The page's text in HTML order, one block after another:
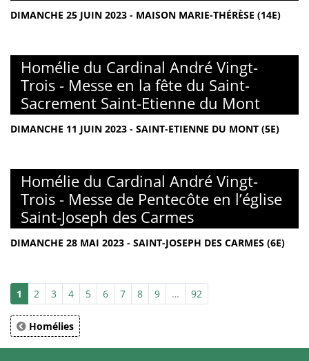
DIMANCHE 25 JUIN 2023 - MAISON MARIE-THÉRÈSE (14E)
Homélie du Cardinal André Vingt-
Trois - Messe en la fête du Saint-
Sacrement Saint-Etienne du Mont
DIMANCHE 11 JUIN 2023 - SAINT-ETIENNE DU MONT (5E)
Homélie du Cardinal André Vingt-
Trois - Messe de Pentecôte en l’église
Saint-Joseph des Carmes
DIMANCHE 28 MAI 2023 - SAINT-JOSEPH DES CARMES (6E)
1 2 3 4 5 6 7 8 9 … 92
Homélies